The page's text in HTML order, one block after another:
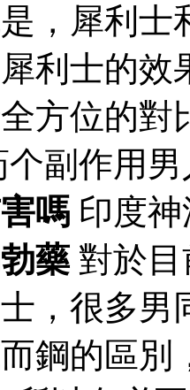
，犀利士
利士的效
方位的
个副作用
嗎 印度
藥 對於
，很多
鋼的區別